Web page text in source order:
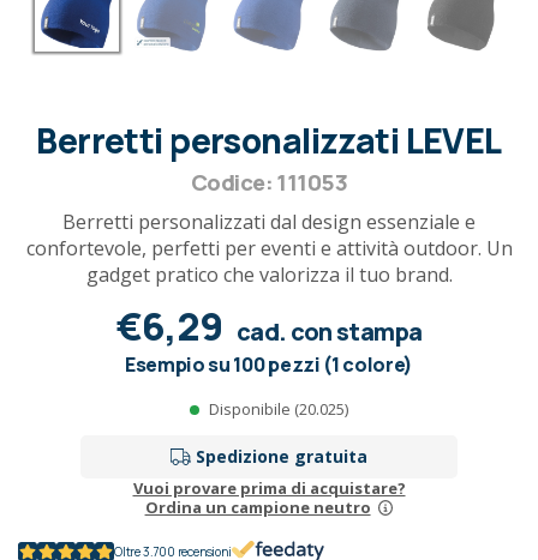
Berretti personalizzati LEVEL
Codice: 111053
Berretti personalizzati dal design essenziale e
confortevole, perfetti per eventi e attività outdoor. Un
gadget pratico che valorizza il tuo brand.
€6,29 cad. con stampa
Esempio su 100 pezzi (1 colore)
Disponibile (20.025)
Spedizione gratuita
Vuoi provare prima di acquistare?
Ordina un campione neutro
Oltre 3.700 recensioni